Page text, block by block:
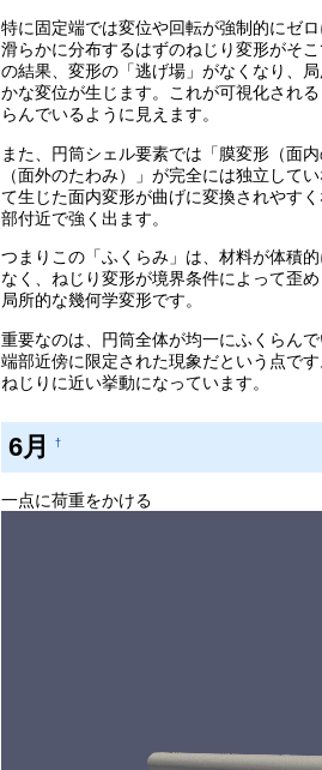
特に固定端では変位や回転が強制的にゼ
滑らかに分布するはずのねじり変形がそ
の結果、変形の「逃げ場」がなくなり、
かな変位が生じます。これが可視化され
らんでいるように見えます。
また、円筒シェル要素では「膜変形（面
（面外のたわみ）」が完全には独立して
て生じた面内変形が曲げに変換されやす
部付近で強く出ます。
つまりこの「ふくらみ」は、材料が体積
なく、ねじり変形が境界条件によって歪
局所的な幾何学変形です。
重要なのは、円筒全体が均一にふくらん
端部近傍に限定された現象だという点で
ねじりに近い挙動になっています。
6月 †
一点に荷重をかける